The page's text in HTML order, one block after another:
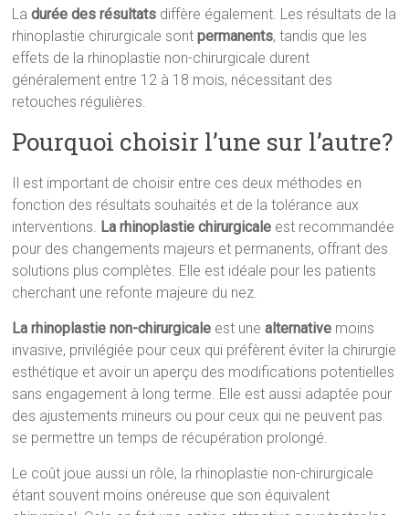
Ladurée des résultats diffère également. Les résultats de la
rhinoplastie chirurgicale sontpermanents, tandis que les
effets de la rhinoplastie non-chirurgicale durent
généralement entre 12 à 18 mois, nécessitant des
retouches régulières.
Pourquoi choisir l’une sur l’autre?
Il est important de choisir entre ces deux méthodes en
fonction des résultats souhaités et de la tolérance aux
interventions. La rhinoplastie chirurgicale est recommandée
pour des changements majeurs et permanents, offrant des
solutions plus complètes. Elle est idéale pour les patients
cherchant une refonte majeure du nez.
La rhinoplastie non-chirurgicale est unealternative moins
invasive, privilégiée pour ceux qui préfèrent éviter la chirurgie
esthétique et avoir un aperçu des modifications potentielles
sans engagement à long terme. Elle est aussi adaptée pour
des ajustements mineurs ou pour ceux qui ne peuvent pas
se permettre un temps de récupération prolongé.
Le coût joue aussi un rôle, la rhinoplastie non-chirurgicale
étant souvent moins onéreuse que son équivalent